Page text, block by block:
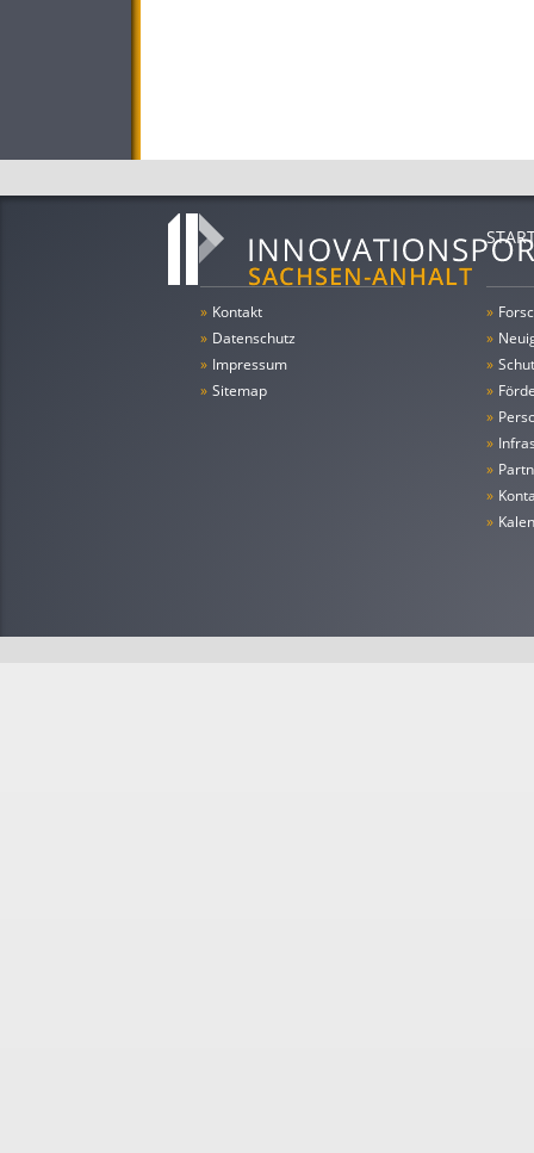
» Kontakt
» Datenschutz
» Impressum
» Sitemap
»
»
»
»
»
»
»
»
»